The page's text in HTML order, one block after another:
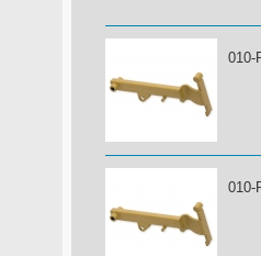
010-
010-